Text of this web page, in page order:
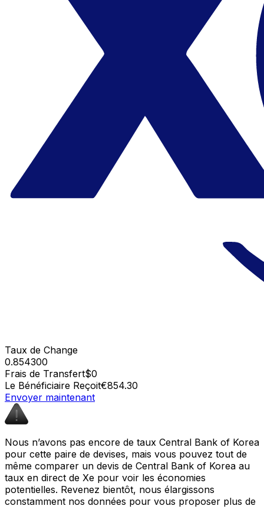
Taux de Change
0.854300
Frais de Transfert$0
Le Bénéficiaire Reçoit€854.30
Envoyer maintenant
Nous n’avons pas encore de taux Central Bank of Korea
pour cette paire de devises, mais vous pouvez tout de
même comparer un devis de Central Bank of Korea au
taux en direct de Xe pour voir les économies
potentielles. Revenez bientôt, nous élargissons
constamment nos données pour vous proposer plus de